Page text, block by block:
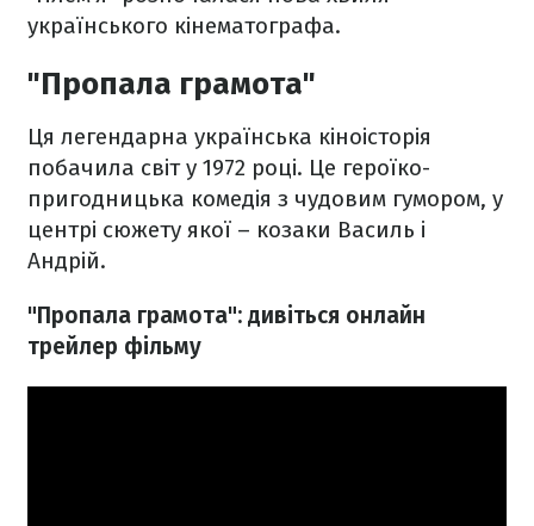
українського кінематографа.
"Пропала грамота"
Ця легендарна українська кіноісторія
побачила світ у 1972 році. Це героїко-
пригодницька комедія з чудовим гумором, у
центрі сюжету якої – козаки Василь і
Андрій.
"Пропала грамота": дивіться онлайн
трейлер фільму